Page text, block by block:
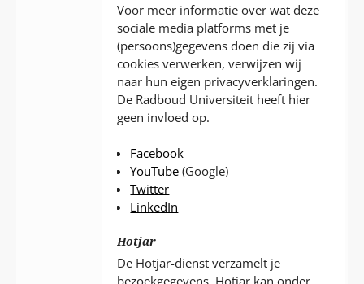
Voor meer informatie over wat deze
sociale media platforms met je
(persoons)gegevens doen die zij via
cookies verwerken, verwijzen wij
naar hun eigen privacyverklaringen.
De Radboud Universiteit heeft hier
geen invloed op.
Facebook
YouTube (Google)
Twitter
LinkedIn
Hotjar
De Hotjar-dienst verzamelt je
bezoekgegevens. Hotjar kan onder